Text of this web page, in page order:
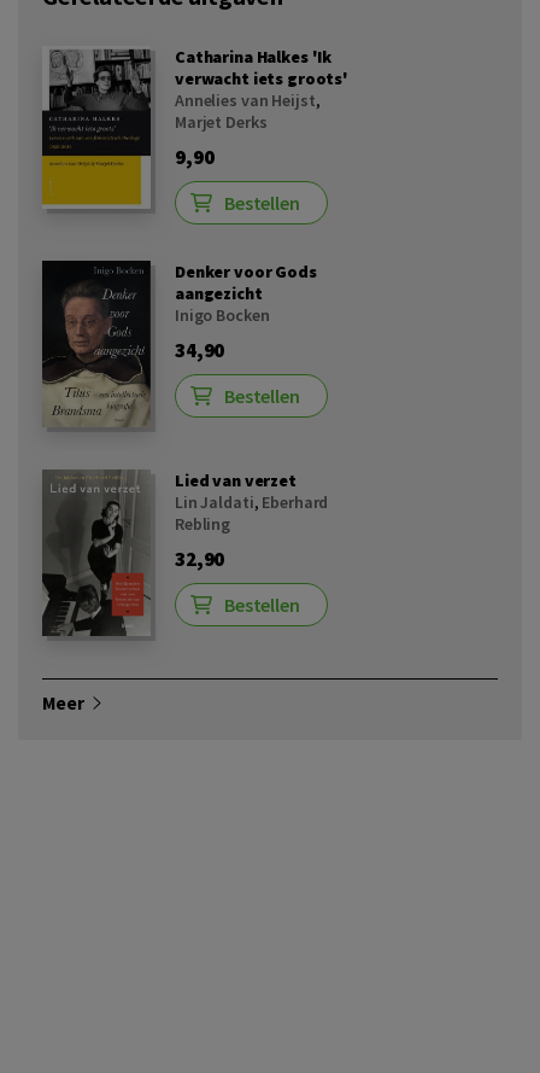
Catharina Halkes 'Ik
verwacht iets groots'
Annelies van Heijst,
Marjet Derks
9,90
Bestellen
Denker voor Gods
aangezicht
Inigo Bocken
34,90
Bestellen
Lied van verzet
Lin Jaldati, Eberhard
Rebling
32,90
Bestellen
Meer